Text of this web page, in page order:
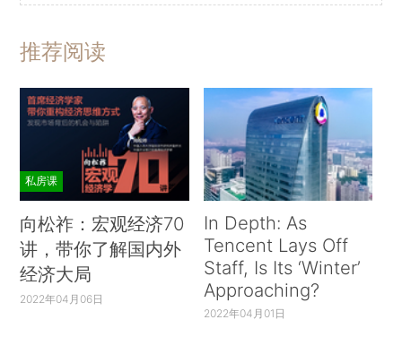
推荐阅读
私房课
向松祚：宏观经济70
讲，带你了解国内外
经济大局
2022年04月06日
In Depth: As
Tencent Lays Off
Staff, Is Its ‘Winter’
Approaching?
2022年04月01日